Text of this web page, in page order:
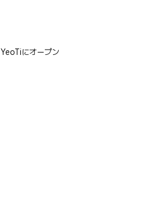
YeoTiにオープン